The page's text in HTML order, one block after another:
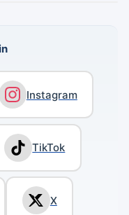
Instagram
TikTok
X